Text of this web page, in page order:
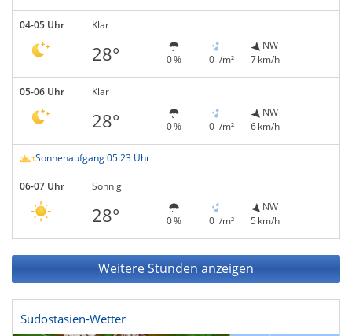
04-05 Uhr Klar
28° 0 % 0 l/m²
NW
7 km/h
05-06 Uhr Klar
28° 0 % 0 l/m²
NW
6 km/h
Sonnenaufgang 05:23 Uhr
06-07 Uhr Sonnig
28° 0 % 0 l/m²
NW
5 km/h
Weitere Stunden anzeigen
Südostasien-Wetter